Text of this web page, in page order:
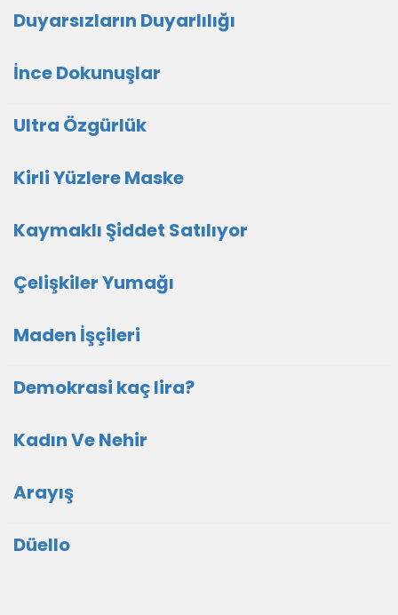
Duyarsızların Duyarlılığı
İnce Dokunuşlar
Ultra Özgürlük
Kirli Yüzlere Maske
Kaymaklı Şiddet Satılıyor
Çelişkiler Yumağı
Maden İşçileri
Demokrasi kaç lira?
Kadın Ve Nehir
Arayış
Düello